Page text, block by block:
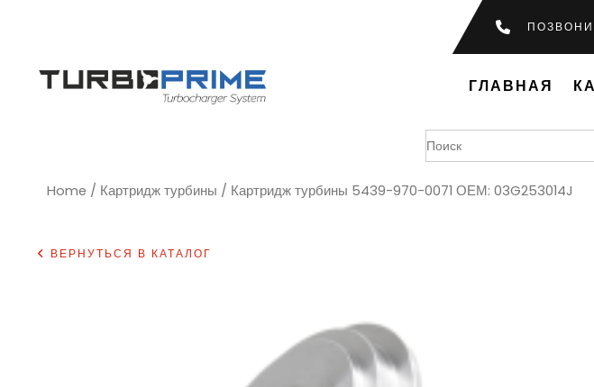
ГЛАВНАЯ
Search
for:
Home / Картридж турбины / Картридж турбины 5439-970-0071 ОЕМ: 03G253014J
ВЕРНУТЬСЯ В КАТАЛОГ